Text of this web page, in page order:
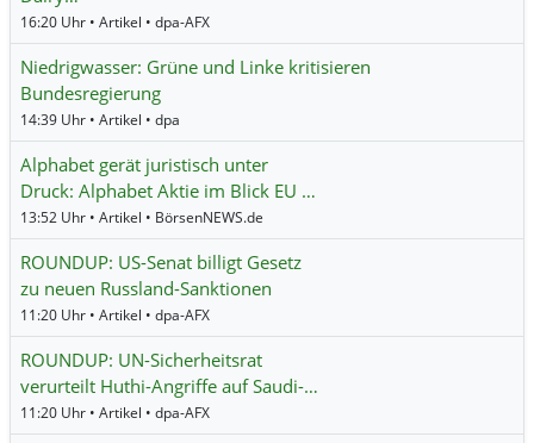
16:20 Uhr • Artikel • dpa-AFX
Niedrigwasser: Grüne und Linke kritisieren
Bundesregierung
14:39 Uhr • Artikel • dpa
Alphabet gerät juristisch unter
Druck: Alphabet Aktie im Blick EU …
13:52 Uhr • Artikel • BörsenNEWS.de
ROUNDUP: US-Senat billigt Gesetz
zu neuen Russland-Sanktionen
11:20 Uhr • Artikel • dpa-AFX
ROUNDUP: UN-Sicherheitsrat
verurteilt Huthi-Angriffe auf Saudi-…
11:20 Uhr • Artikel • dpa-AFX